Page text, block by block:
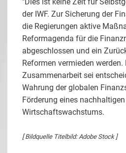
der IWF. Zur Sicherung der
die Regierungen aktive
Reformagenda für die
abgeschlossen und ein
Reformen vermieden
Zusammenarbeit sei
Wahrung der globalen
Förderung eines nachhaltigen
Wirtschaftswachstums.
[ Bildquelle Titelbild: Adobe Stock ]